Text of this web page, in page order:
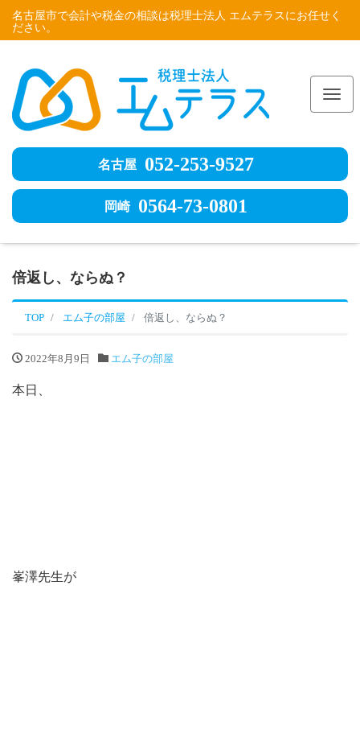
名古屋市で会計や税金の相談は税理士法人 エムテラスにお任せく
ださい。
名古屋 052-253-9527
岡崎 0564-73-0801
倍返し、ならぬ？
TOP エム子の部屋 倍返し、ならぬ？
2022年8月9日 エム子の部屋
本日、
峯澤先生が